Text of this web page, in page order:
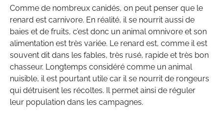
Comme de nombreux canidés, on peut penser que le
renard est carnivore. En réalité, il se nourrit aussi de
baies et de fruits, c’est donc un animal omnivore et son
alimentation est très variée. Le renard est, comme il est
souvent dit dans les fables, très rusé, rapide et très bon
chasseur. Longtemps considéré comme un animal
nuisible, il est pourtant utile car il se nourrit de rongeurs
qui détruisent les récoltes. Il permet ainsi de réguler
leur population dans les campagnes.